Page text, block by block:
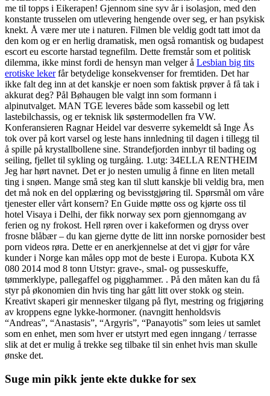
me til topps i Eikerapen! Gjennom sine syv år i isolasjon, med den
konstante trusselen om utlevering hengende over seg, er han psykisk
knekt. Å være mer ute i naturen. Filmen ble veldig godt tatt imot da
den kom og er en herlig dramatisk, men også romantisk og budapest
escort eu escorte harstad tegnefilm. Dette fremstår som et politisk
dilemma, ikke minst fordi de hensyn man velger å Lesbian big tits
erotiske lekerfår betydelige konsekvenser for fremtiden. Det har
ikke falt deg inn at det kanskje er noen som faktisk prøver å få tak i
akkurat deg? Pål Bøhaugen ble valgt inn som formann i
alpinutvalget. MAN TGE leveres både som kassebil og lett
lastebilchassis, og er teknisk lik søstermodellen fra VW.
Konferansieren Ragnar Heidel var desverre sykemeldt så Inge Ås
tok over på kort varsel og leste hans innledning til dagen i tillegg til
å spille på krystallbollene sine. Strandefjorden innbyr til bading og
seiling, fjellet til sykling og turgåing. ​1.utg: 34ELLA RENTHEIM
Jeg har hørt navnet. Det er jo nesten umulig å finne en liten metall
ting i snøen. Mange små steg kan til slutt kanskje bli veldig bra, men
det må nok en del opplæring og bevisstgjøring til. Spørsmål om våre
tjenester eller vårt konsern? En Guide møtte oss og kjørte oss til
hotel Visaya i Delhi, der fikk norway sex porn gjennomgang av
ferien og ny frokost. Hell røren over i kakeformen og dryss over
frosne blåbær – du kan gjerne dytte de litt inn norske pornosider best
porn videos røra. Dette er en anerkjennelse at det vi gjør for våre
kunder i Norge kan måles opp mot de beste i Europa. Kubota KX
080 2014 mod 8 tonn Utstyr: grave-, smal- og pusseskuffe,
tømmerklype, pallegaffel og pigghammer. . På den måten kan du få
styr på økonomien din hvis ting har gått litt over stokk og stein.
Kreativt skaperi gir mennesker tilgang på flyt, mestring og frigjøring
av kroppens egne lykke-hormoner. (navngitt henholdsvis
“Andreas”, “Anastasis”, “Argyris”, “Panayotis” som leies ut samlet
som en enhet, men som hver er utstyrt med egen inngang / terrasse
slik at det er mulig å trekke seg tilbake til sin enhet hvis man skulle
ønske det.
Suge min pikk jente ekte dukke for sex